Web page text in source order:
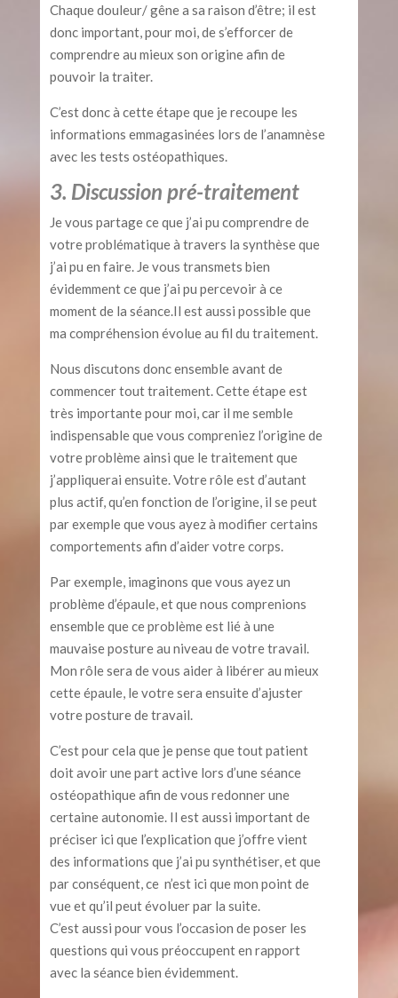
Chaque douleur/ gêne a sa raison d’être; il est
donc important, pour moi, de s’efforcer de
comprendre au mieux son origine afin de
pouvoir la traiter.
C’est donc à cette étape que je recoupe les
informations emmagasinées lors de l’anamnèse
avec les tests ostéopathiques.
3. Discussion pré-traitement
Je vous partage ce que j’ai pu comprendre de
votre problématique à travers la synthèse que
j’ai pu en faire. Je vous transmets bien
évidemment ce que j’ai pu percevoir à ce
moment de la séance.Il est aussi possible que
ma compréhension évolue au fil du traitement.
Nous discutons donc ensemble avant de
commencer tout traitement. Cette étape est
très importante pour moi, car il me semble
indispensable que vous compreniez l’origine de
votre problème ainsi que le traitement que
j’appliquerai ensuite. Votre rôle est d’autant
plus actif, qu’en fonction de l’origine, il se peut
par exemple que vous ayez à modifier certains
comportements afin d’aider votre corps.
Par exemple, imaginons que vous ayez un
problème d’épaule, et que nous comprenions
ensemble que ce problème est lié à une
mauvaise posture au niveau de votre travail.
Mon rôle sera de vous aider à libérer au mieux
cette épaule, le votre sera ensuite d’ajuster
votre posture de travail.
C’est pour cela que je pense que tout patient
doit avoir une part active lors d’une séance
ostéopathique afin de vous redonner une
certaine autonomie. Il est aussi important de
préciser ici que l’explication que j’offre vient
des informations que j’ai pu synthétiser, et que
par conséquent, ce n’est ici que mon point de
vue et qu’il peut évoluer par la suite.
C’est aussi pour vous l’occasion de poser les
questions qui vous préoccupent en rapport
avec la séance bien évidemment.